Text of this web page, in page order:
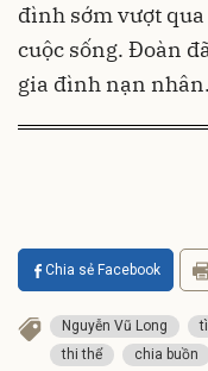
đình sớm vượt
cuộc sống. Đoàn
gia đình nạn nhân.
Chia sẻ Facebook
Nguyễn Vũ Long
thi thể
chia buồn